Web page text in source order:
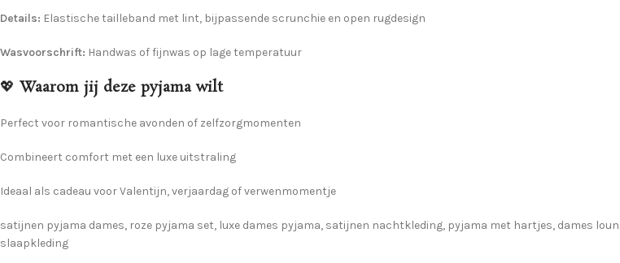
Details: Elastische tailleband met lint, bijpassende scrunchie en open rugdesign
Wasvoorschrift: Handwas of fijnwas op lage temperatuur
💖 Waarom jij deze pyjama wilt
Perfect voor romantische avonden of zelfzorgmomenten
Combineert comfort met een luxe uitstraling
Ideaal als cadeau voor Valentijn, verjaardag of verwenmomentje
satijnen pyjama dames, roze pyjama set, luxe dames pyjama, satijnen nachtkleding, pyjama met hartjes, dames
slaapkleding